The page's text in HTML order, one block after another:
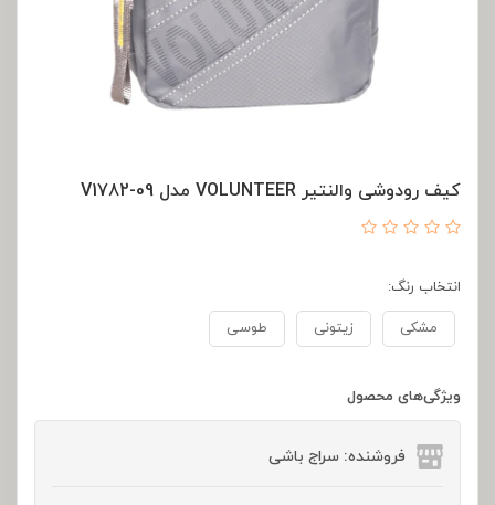
کیف رودوشی والنتیر VOLUNTEER مدل V1782-09
انتخاب رنگ:
مشکی زیتونی طوسی
ویژگی‌های محصول
فروشنده: سراج باشی